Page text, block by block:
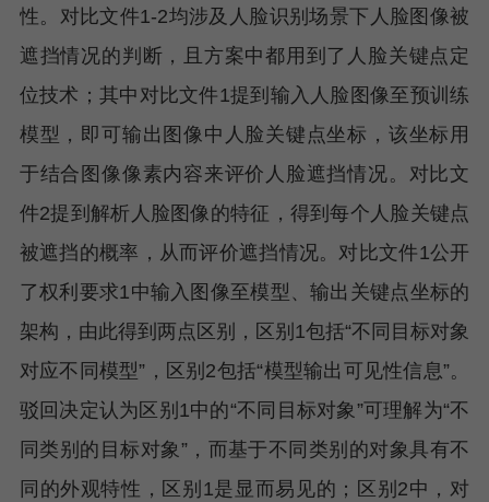
性。对比文件1-2均涉及人脸识别场景下人脸图像被
遮挡情况的判断，且方案中都用到了人脸关键点定
位技术；其中对比文件1提到输入人脸图像至预训练
模型，即可输出图像中人脸关键点坐标，该坐标用
于结合图像像素内容来评价人脸遮挡情况。对比文
件2提到解析人脸图像的特征，得到每个人脸关键点
被遮挡的概率，从而评价遮挡情况。对比文件1公开
了权利要求1中输入图像至模型、输出关键点坐标的
架构，由此得到两点区别，区别1包括“不同目标对象
对应不同模型”，区别2包括“模型输出可见性信息”。
驳回决定认为区别1中的“不同目标对象”可理解为“不
同类别的目标对象”，而基于不同类别的对象具有不
同的外观特性，区别1是显而易见的；区别2中，对